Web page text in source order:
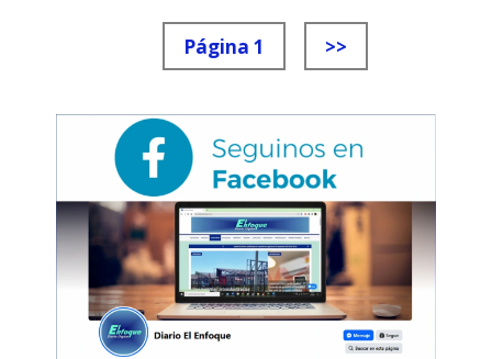
Página 1 >>